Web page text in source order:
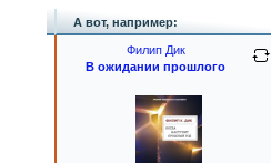
А вот, например:
Филип Дик
В ожидании прошлого